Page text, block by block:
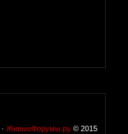
· ЖивыеФорумы.ру © 2015